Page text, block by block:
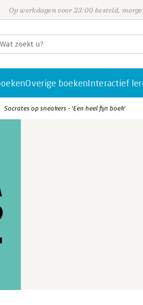
Op werkdagen voor 23:00 besteld,
Overige boekenInteractief
Socrates op sneakers - 'Een heel fijn boek'